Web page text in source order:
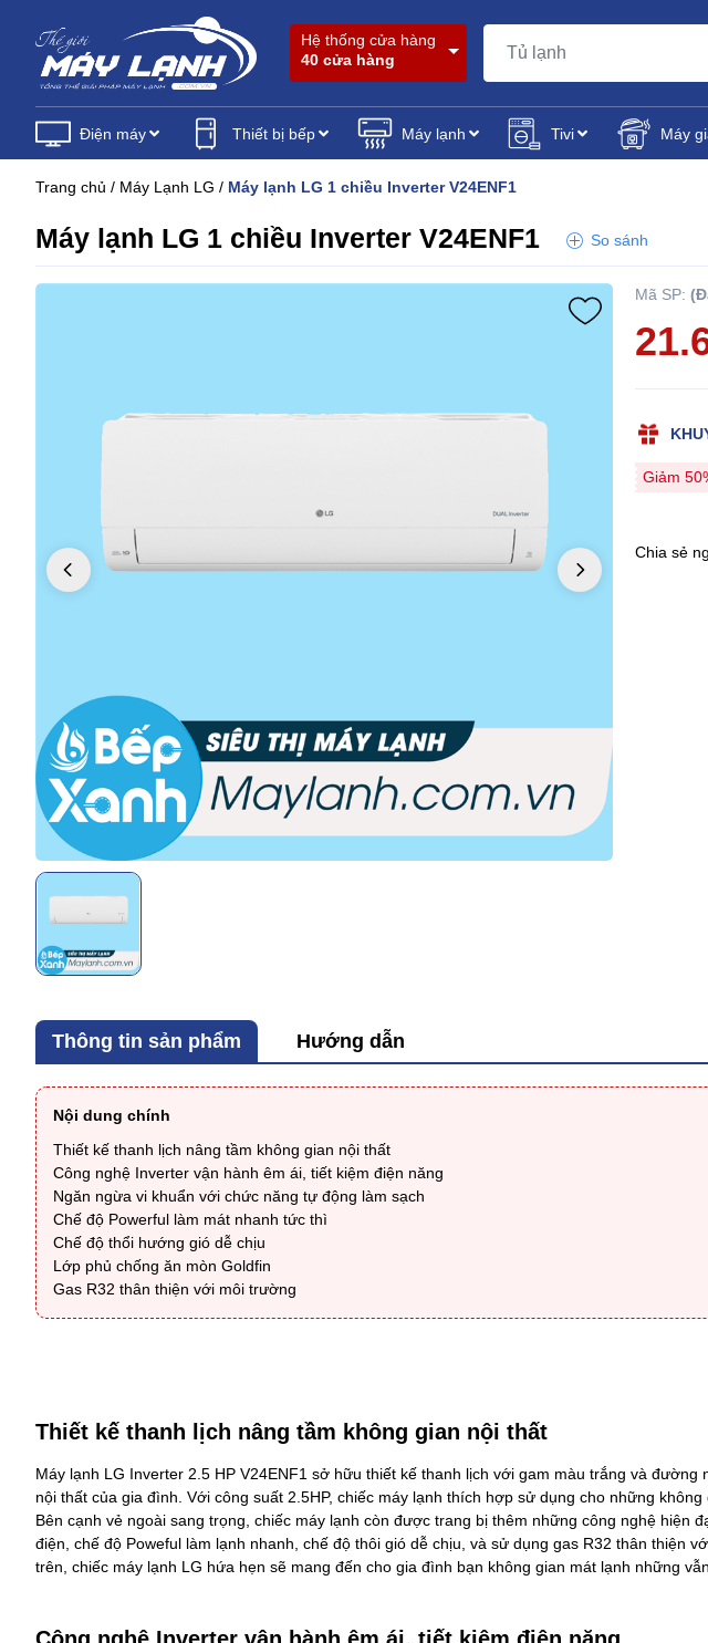
Hệ thống cửa hàng
40 cửa hàng
Điện máy Thiết bị bếp Máy lạnh Tivi Máy
Trang chủ / Máy Lạnh LG / Máy lạnh LG 1 chiều Inverter V24ENF1
Máy lạnh LG 1 chiều Inverter V24ENF1 So sánh
Mã SP:
Giảm
Chia sẻ
Thông tin sản phẩm Hướng dẫn
Nội dung chính
Thiết kế thanh lịch nâng tầm không gian nội thất
Công nghệ Inverter vận hành êm ái, tiết kiệm điện năng
Ngăn ngừa vi khuẩn với chức năng tự động làm sạch
Chế độ Powerful làm mát nhanh tức thì
Chế độ thổi hướng gió dễ chịu
Lớp phủ chống ăn mòn Goldfin
Gas R32 thân thiện với môi trường
Thiết kế thanh lịch nâng tầm không gian nội thất
Máy lạnh LG Inverter 2.5 HP V24ENF1 sở hữu thiết kế thanh lịch với gam màu trắng và đường
nội thất của gia đình. Với công suất 2.5HP, chiếc máy lạnh thích hợp sử dụng cho những không
Bên cạnh vẻ ngoài sang trọng, chiếc máy lạnh còn được trang bị thêm những công nghệ hiện
điện, chế độ Poweful làm lạnh nhanh, chế độ thôi gió dễ chịu, và sử dụng gas R32 thân thiện
trên, chiếc máy lạnh LG hứa hẹn sẽ mang đến cho gia đình bạn không gian mát lạnh những